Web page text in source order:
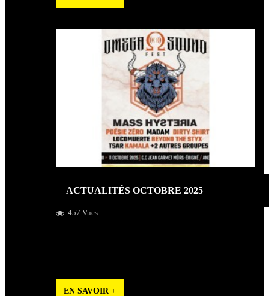
ACTUALITÉS OCTOBRE 2025
457 Vues
EN SAVOIR +